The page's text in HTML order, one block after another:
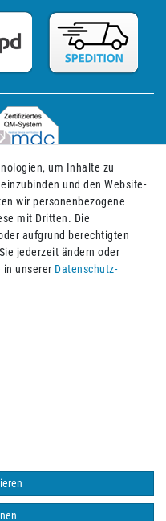
AGB
GmbH
inklusive der Mehrwertsteuer,
um Inhalte zu
und den Website-
wir personenbezogene
mit Dritten. Die
aufgrund berechtigten
jederzeit ändern oder
unserer Daten­schutz­